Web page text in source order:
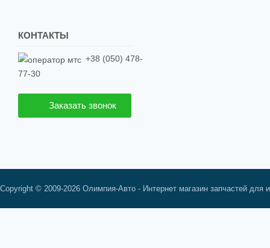
КОНТАКТЫ
+38 (050) 478-
77-30
Заказать звонок
Copyright © 2009-2026 Олимпия-Авто - Интернет магазин запчастей для